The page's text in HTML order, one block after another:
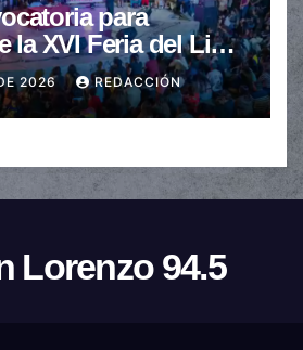
para
la XVI Feria del Libro
2026 REDACCIÓN
Lorenzo 94.5